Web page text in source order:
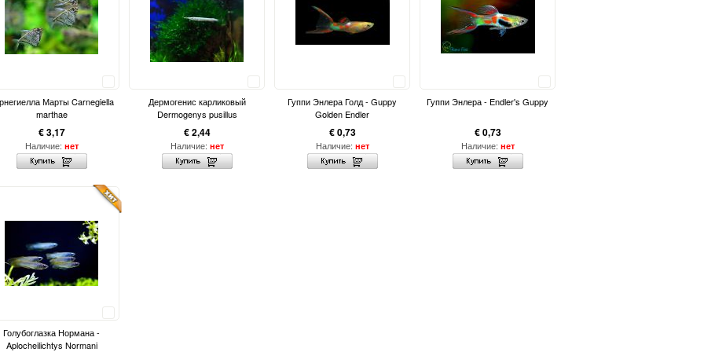
Марты Carnegiella
marthae
€ 3,17
Наличие: нет
Дермогенис карликовый
Dermogenys pusillus
€ 2,44
Наличие: нет
Гуппи Энлера Голд - Guppy
Golden Endler
€ 0,73
Наличие: нет
Гуппи Энлера - Endler's Guppy
€ 0,73
Наличие: нет
Голубоглазка Нормана -
Aplocheilichtys Normani